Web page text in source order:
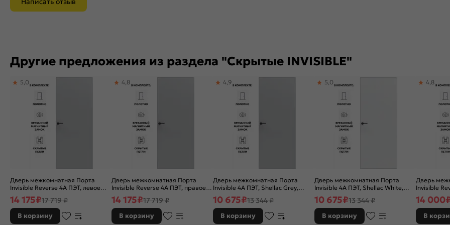
Другие предложения из раздела "Скрытые INVISIBLE"
Дверь межкомнатная Порта
Invisible Reverse 4A ПЭТ, левое
открывание, Shellac Grey, глухая,
скрытая, кромка алюминиевая
матовый хром, каркасно-
щитовая
5,0
14 175₽17 719 ₽
В корзину
Дверь межкомнатная Порта
Invisible Reverse 4A ПЭТ, правое
открывание, Shellac Grey, глухая,
скрытая, кромка алюминиевая
матовый хром, каркасно-
щитовая
4,8
14 175₽17 719 ₽
В корзину
Дверь межкомнатная Порта
Invisible 4A ПЭТ, Shellac Grey,
глухая, скрытая, кромка
алюминиевая матовый хром,
каркасно-щитовая
4,9
10 675₽13 344 ₽
В корзину
Дверь межкомнатная Порта
Invisible 4A ПЭТ, Shellac White,
глухая, скрытая, кромка
алюминиевая матовый хром,
каркасно-щитовая
5,0
10 675₽13 344 ₽
В корзину
Дверь
Invisible
глухая,
4,8
14 000
В